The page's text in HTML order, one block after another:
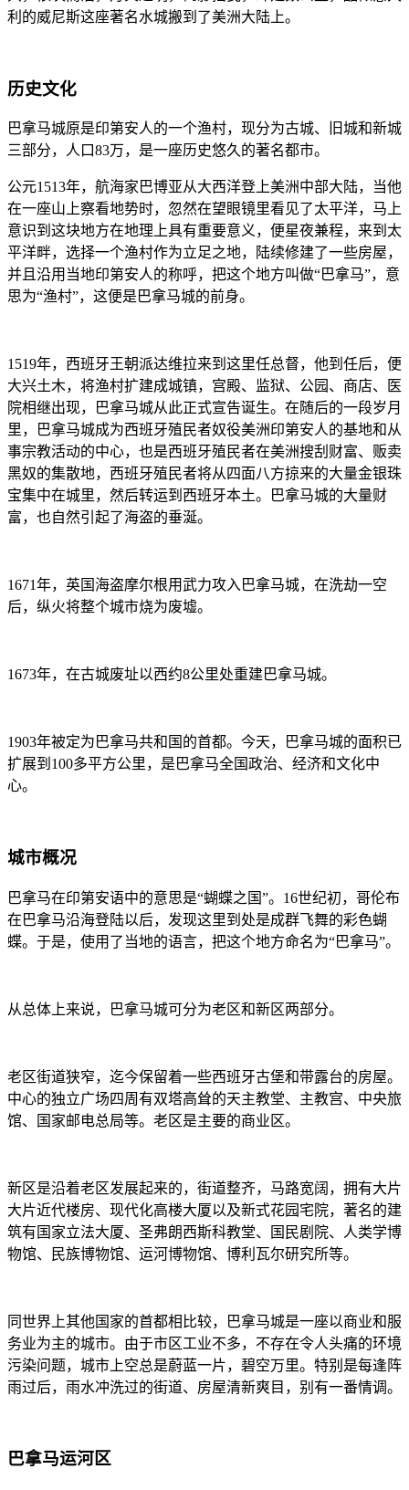
利的威尼斯这座著名水城搬到了美洲大陆上。
历史文化
巴拿马城原是印第安人的一个渔村，现分为古城、旧城和新城
三部分，人口83万，是一座历史悠久的著名都市。
公元1513年，航海家巴博亚从大西洋登上美洲中部大陆，当他
在一座山上察看地势时，忽然在望眼镜里看见了太平洋，马上
意识到这块地方在地理上具有重要意义，便星夜兼程，来到太
平洋畔，选择一个渔村作为立足之地，陆续修建了一些房屋，
并且沿用当地印第安人的称呼，把这个地方叫做“巴拿马”，意
思为“渔村”，这便是巴拿马城的前身。
1519年，西班牙王朝派达维拉来到这里任总督，他到任后，便
大兴土木，将渔村扩建成城镇，宫殿、监狱、公园、商店、医
院相继出现，巴拿马城从此正式宣告诞生。在随后的一段岁月
里，巴拿马城成为西班牙殖民者奴役美洲印第安人的基地和从
事宗教活动的中心，也是西班牙殖民者在美洲搜刮财富、贩卖
黑奴的集散地，西班牙殖民者将从四面八方掠来的大量金银珠
宝集中在城里，然后转运到西班牙本土。巴拿马城的大量财
富，也自然引起了海盗的垂涎。
1671年，英国海盗摩尔根用武力攻入巴拿马城，在洗劫一空
后，纵火将整个城市烧为废墟。
1673年，在古城废址以西约8公里处重建巴拿马城。
1903年被定为巴拿马共和国的首都。今天，巴拿马城的面积已
扩展到100多平方公里，是巴拿马全国政治、经济和文化中
心。
城市概况
巴拿马在印第安语中的意思是“蝴蝶之国”。16世纪初，哥伦布
在巴拿马沿海登陆以后，发现这里到处是成群飞舞的彩色蝴
蝶。于是，使用了当地的语言，把这个地方命名为“巴拿马”。
从总体上来说，巴拿马城可分为老区和新区两部分。
老区街道狭窄，迄今保留着一些西班牙古堡和带露台的房屋。
中心的独立广场四周有双塔高耸的天主教堂、主教宫、中央旅
馆、国家邮电总局等。老区是主要的商业区。
新区是沿着老区发展起来的，街道整齐，马路宽阔，拥有大片
大片近代楼房、现代化高楼大厦以及新式花园宅院，著名的建
筑有国家立法大厦、圣弗朗西斯科教堂、国民剧院、人类学博
物馆、民族博物馆、运河博物馆、博利瓦尔研究所等。
同世界上其他国家的首都相比较，巴拿马城是一座以商业和服
务业为主的城市。由于市区工业不多，不存在令人头痛的环境
污染问题，城市上空总是蔚蓝一片，碧空万里。特别是每逢阵
雨过后，雨水冲洗过的街道、房屋清新爽目，别有一番情调。
巴拿马运河区